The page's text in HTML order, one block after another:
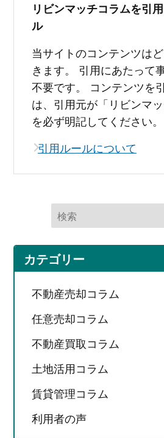
リビンマッチコラムを引
ル
当サイトのコンテンツは
きます。 引用にあたって
不要です。 コンテンツを
は、引用元が「リビンマ
を必ず明記してください。
引用ルールについて
カテゴリー
不動産売却コラム
任意売却コラム
不動産買取コラム
土地活用コラム
賃貸管理コラム
利用者の声